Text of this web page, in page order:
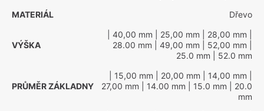
MATERIÁL
Dřevo
VÝŠKA
| 40,00 mm | 25,00 mm | 28,00 mm
28.00 mm | 49,00 mm | 52,00 mm
25.0 mm | 52.0 mm
PRŮMĚR ZÁKLADNY
| 15,00 mm | 20,00 mm | 14,00 mm
27,00 mm | 14.00 mm | 15.0 mm | 20.0
mm